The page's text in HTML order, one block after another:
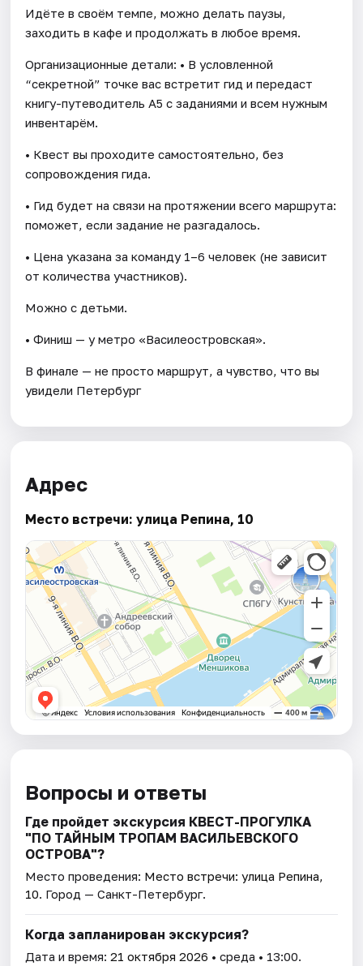
Идёте в своём темпе, можно делать паузы,
заходить в кафе и продолжать в любое время.
Организационные детали: • В условленной
“секретной” точке вас встретит гид и передаст
книгу-путеводитель А5 с заданиями и всем нужным
инвентарём.
• Квест вы проходите самостоятельно, без
сопровождения гида.
• Гид будет на связи на протяжении всего маршрута:
поможет, если задание не разгадалось.
• Цена указана за команду 1–6 человек (не зависит
от количества участников).
Можно с детьми.
• Финиш — у метро «Василеостровская».
В финале — не просто маршрут, а чувство, что вы
увидели Петербург
Адрес
Место встречи: улица Репина, 10
Вопросы и ответы
Где пройдет экскурсия КВЕСТ-ПРОГУЛКА
"ПО ТАЙНЫМ ТРОПАМ ВАСИЛЬЕВСКОГО
ОСТРОВА"?
Место проведения: Место встречи: улица Репина,
10. Город — Санкт-Петербург.
Когда запланирован экскурсия?
Дата и время:21 октября 2026 • среда • 13:00.